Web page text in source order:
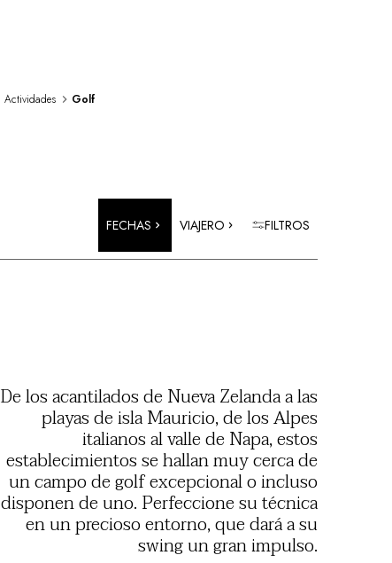
Actividades Golf
FECHAS VIAJERO FILTROS
De los acantilados de Nueva Zelanda a las
playas de isla Mauricio, de los Alpes
italianos al valle de Napa, estos
establecimientos se hallan muy cerca de
un campo de golf excepcional o incluso
disponen de uno. Perfeccione su técnica
en un precioso entorno, que dará a su
swing un gran impulso.